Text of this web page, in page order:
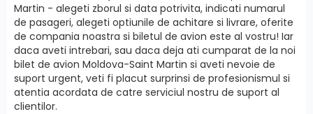
Martin - alegeti zborul si data potrivita, indicati numarul
de pasageri, alegeti optiunile de achitare si livrare, oferite
de compania noastra si biletul de avion este al vostru! Iar
daca aveti intrebari, sau daca deja ati cumparat de la noi
bilet de avion Moldova-Saint Martin si aveti nevoie de
suport urgent, veti fi placut surprinsi de profesionismul si
atentia acordata de catre serviciul nostru de suport al
clientilor.